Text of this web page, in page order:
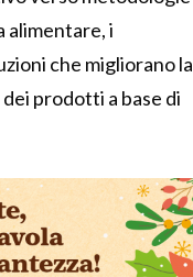
alimentare, i
che migliorano la
prodotti a base di